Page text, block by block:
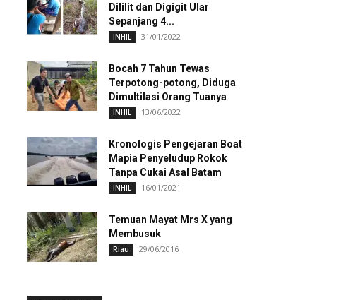
Dililit dan Digigit Ular
Sepanjang 4...
INHIL 31/01/2022
Bocah 7 Tahun Tewas
Terpotong-potong, Diduga
Dimultilasi Orang Tuanya
INHIL 13/06/2022
Kronologis Pengejaran Boat
Mapia Penyeludup Rokok
Tanpa Cukai Asal Batam
INHIL 16/01/2021
Temuan Mayat Mrs X yang
Membusuk
Riau 29/06/2016